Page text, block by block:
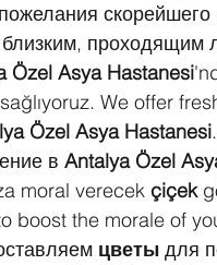
проходящим
Özel Asya Hastanesi
We offer
Özel Asya Hastanesi
в Antalya Özel
moral verecek çiçek
boost the morale of
цветы для